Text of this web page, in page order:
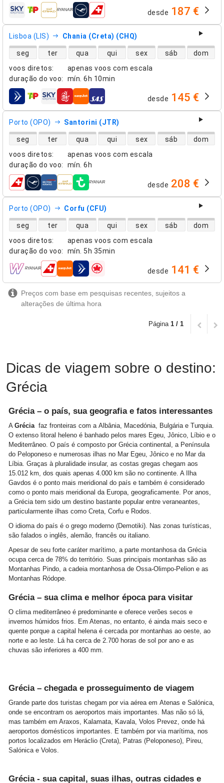
companhias aéreas desde 187 €
Lisboa (LIS) Chania (Creta) (CHQ)
voos diretos:
apenas voos com escala
duração do voo: mín. 6h 10min
disponibilidade de voos diretos
seg ter qua qui sex sáb dom
companhias aéreas desde 145 €
Porto (OPO) Santorini (JTR)
voos diretos:
apenas voos com escala
duração do voo: mín. 6h
disponibilidade de voos diretos
seg ter qua qui sex sáb dom
companhias aéreas desde 208 €
Porto (OPO) Corfu (CFU)
voos diretos:
apenas voos com escala
duração do voo: mín. 5h 35min
disponibilidade de voos diretos
seg ter qua qui sex sáb dom
companhias aéreas desde 141 €
Preços com base em pesquisas recentes, sujeitos a
alterações de última hora
Página 1 / 1
Dicas de viagem sobre o destino:
Grécia
Grécia – o país, sua geografia e fatos interessantes
A Grécia faz fronteiras com a Albânia, Macedónia, Bulgária e Turquia.
O extenso litoral heleno é banhado pelos mares Egeu, Jônico, Líbio e o
Mediterrâneo. O país é composto por Grécia continental, a Península
do Peloponeso e numerosas ilhas no Mar Egeu, Jônico e no Mar da
Líbia. Graças à pluralidade insular, as costas gregas chegam aos
15.012 km, dos quais apenas 4.000 km são no continente. A Ilha
Gavdos é o ponto mais meridional do país e também é considerado
como o ponto mais meridional da Europa, geograficamente. Por anos,
a Grécia tem sido um destino bastante popular entre veraneantes,
particularmente ilhas como Creta, Corfu e Rodos.
O idioma do país é o grego moderno (Demotiki). Nas zonas turísticas,
são falados o inglês, alemão, francês ou italiano.
Apesar de seu forte caráter marítimo, a parte montanhosa da Grécia
ocupa cerca de 78% do território. Suas principais montanhas são as
Montanhas Pindo, a cadeia montanhosa de Ossa-Olimpo-Pelion e as
Montanhas Ródope.
Grécia – sua clima e melhor época para visitar
O clima mediterrâneo é predominante e oferece verões secos e
invernos húmidos frios. Em Atenas, no entanto, é ainda mais seco e
quente porque a capital helena é cercada por montanhas ao oeste, ao
norte e ao leste. Lá ha cerca de 2.700 horas de sol por ano e as
chuvas são inferiores a 400 mm.
Grécia – chegada e prosseguimento de viagem
Grande parte dos turistas chegam por via aérea em Atenas e Salónica,
onde se encontram os aeroportos mais importantes. Mas não só lá,
mas também em Araxos, Kalamata, Kavala, Volos Prevez, onde há
aeroportos domésticos importantes. E também por via marítima, nos
portos localizados em Heráclio (Creta), Patras (Peloponeso), Pireu,
Salónica e Volos.
Grécia - sua capital, suas ilhas, outras cidades e